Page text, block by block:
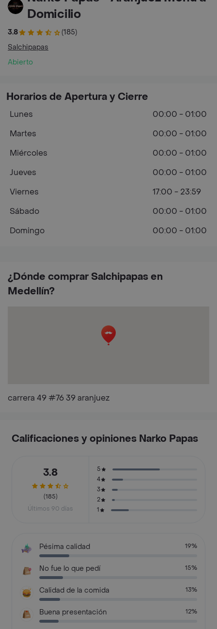
Domicilio
3.8
(185)
Salchipapas
Abierto
¿Dónde comprar Salchipapas en
Medellín?
carrera 49 #76 39 aranjuez
Horarios de Apertura y Cierre
Lunes
00:00 - 01:00
Martes
00:00 - 01:00
Miércoles
00:00 - 01:00
Jueves
00:00 - 01:00
Viernes
17:00 - 23:59
Sábado
00:00 - 01:00
Domingo
00:00 - 01:00
Calificaciones y opiniones Narko Papas
3.8
(185)
Últimos 90 días
5
4
3
2
1
Pésima calidad 19%
No fue lo que pedí 15%
Calidad de la comida 13%
Buena presentación 12%